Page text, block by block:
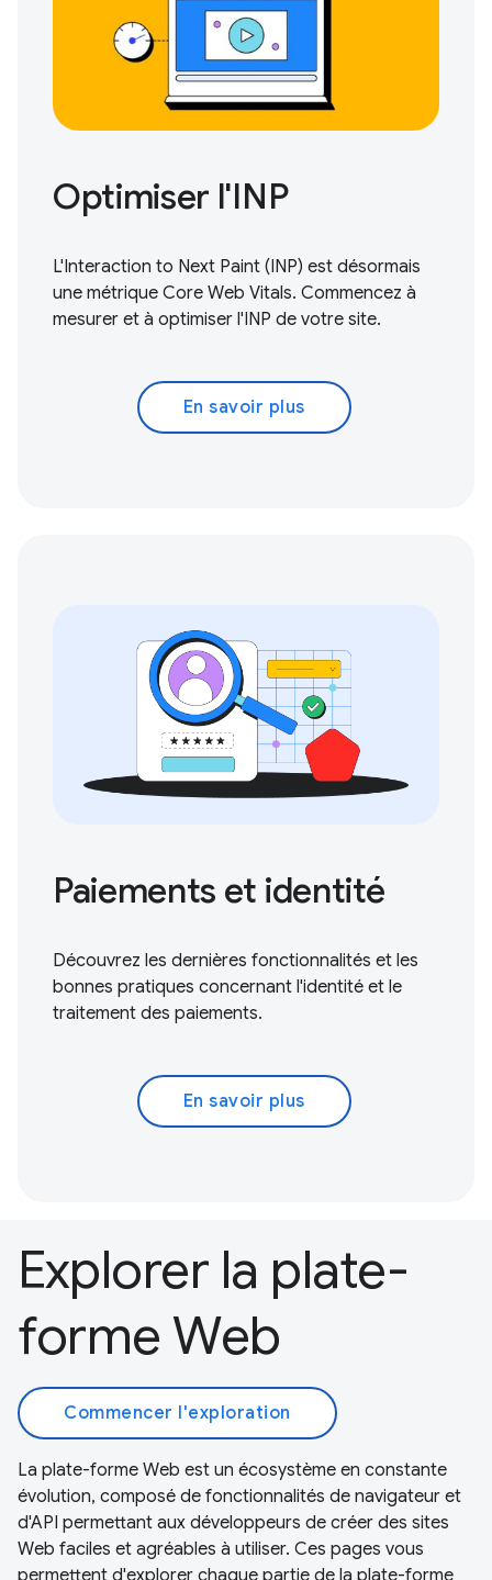
Optimiser l'INP
L'Interaction to Next Paint (INP) est désormais
une métrique Core Web Vitals. Commencez à
mesurer et à optimiser l'INP de votre site.
En savoir plus
Paiements et identité
Découvrez les dernières fonctionnalités et les
bonnes pratiques concernant l'identité et le
traitement des paiements.
En savoir plus
Explorer la plate-
forme Web
Commencer l'exploration
La plate-forme Web est un écosystème en constante
évolution, composé de fonctionnalités de navigateur et
d'API permettant aux développeurs de créer des sites
Web faciles et agréables à utiliser. Ces pages vous
permettent d'explorer chaque partie de la plate-forme